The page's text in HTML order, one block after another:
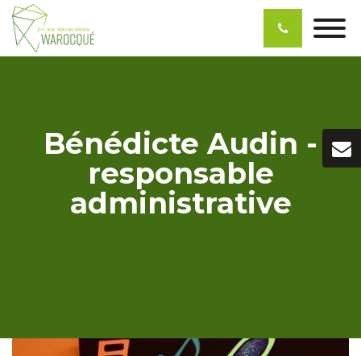
Bénédicte Audin -
responsable
administrative